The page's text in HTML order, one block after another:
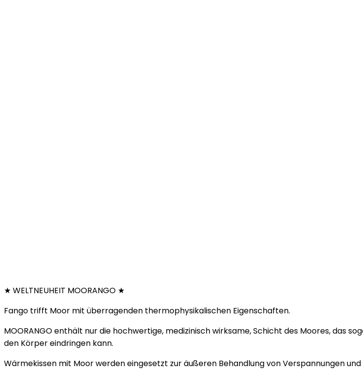
★ WELTNEUHEIT MOORANGO ★
Fango trifft Moor mit überragenden thermophysikalischen Eigenschaften.
MOORANGO enthält nur die hochwertige, medizinisch wirksame, Schicht des Moores, das
den Körper eindringen kann.
Wärmekissen mit Moor werden eingesetzt zur äußeren Behandlung von Verspannungen und